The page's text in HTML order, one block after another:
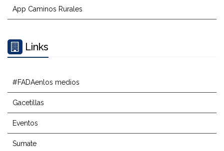
App Caminos Rurales
Links
#FADAenlos medios
Gacetillas
Eventos
Sumate